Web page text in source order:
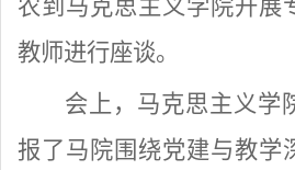
农到马克思主义学院开展
教师进行座谈。
会上，马克思主义学
报了马院围绕党建与教学